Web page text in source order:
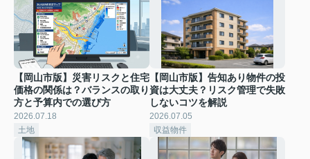
【岡山市版】災害リスクと住宅
価格の関係は？バランスの取り
方と予算内での選び方
2026.07.18
土地
【岡山市版】告知あり物件の投
資は大丈夫？リスク管理で失敗
しないコツを解説
2026.07.05
収益物件